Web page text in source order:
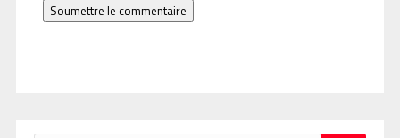
Soumettre le commentaire